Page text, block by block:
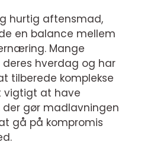
hurtig aftensmad,
en balance mellem
Mange
hverdag og har
tilberede komplekse
vigtigt at have
der gør madlavningen
gå på kompromis